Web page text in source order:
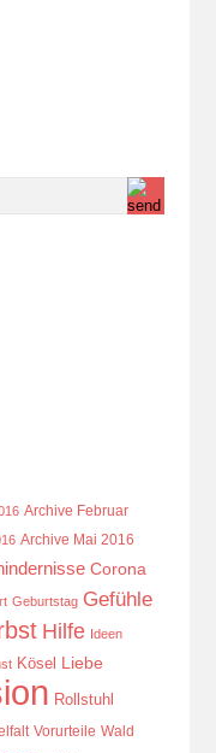
Archive Februar
Archive Mai 2016
Corona
Geburtstag Gefühle
Hilfe Ideen
Kösel Liebe
Rollstuhl
Vorurteile Wald